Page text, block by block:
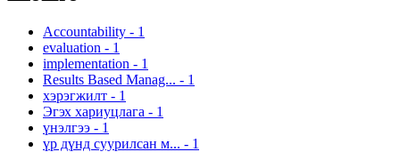
Accountability - 1
evaluation - 1
implementation - 1
Results Based Manag... - 1
хэрэгжилт - 1
Эгэх хариуцлага - 1
үнэлгээ - 1
үр дүнд суурилсан м... - 1